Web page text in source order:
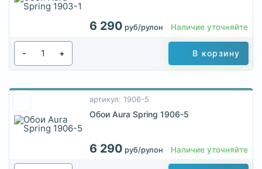
6 290 руб/рулон Наличие уточняйте
- + В корзину
артикул: 1906-5
Обои Aura Spring 1906-5
6 290 руб/рулон Наличие уточняйте